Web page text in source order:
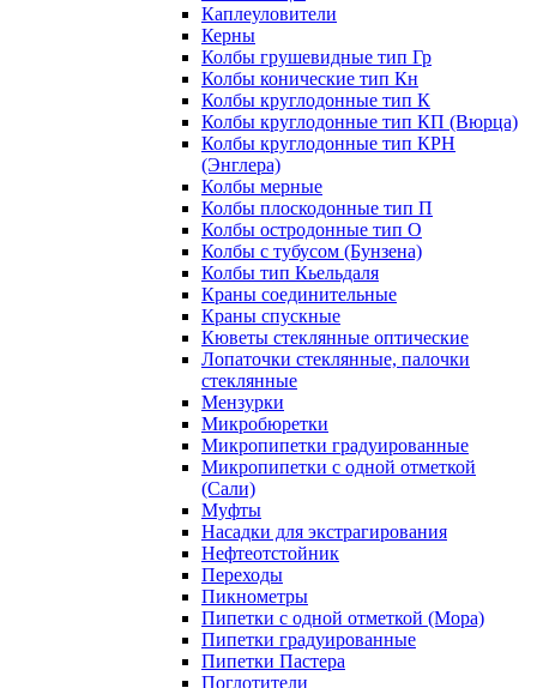
Каплеуловители
Керны
Колбы грушевидные тип Гр
Колбы конические тип Кн
Колбы круглодонные тип К
Колбы круглодонные тип КП (Вюрца)
Колбы круглодонные тип КРН
(Энглера)
Колбы мерные
Колбы плоскодонные тип П
Колбы остродонные тип О
Колбы с тубусом (Бунзена)
Колбы тип Кьельдаля
Краны соединительные
Краны спускные
Кюветы стеклянные оптические
Лопаточки стеклянные, палочки
стеклянные
Мензурки
Микробюретки
Микропипетки градуированные
Микропипетки с одной отметкой
(Сали)
Муфты
Насадки для экстрагирования
Нефтеотстойник
Переходы
Пикнометры
Пипетки с одной отметкой (Мора)
Пипетки градуированные
Пипетки Пастера
Поглотители